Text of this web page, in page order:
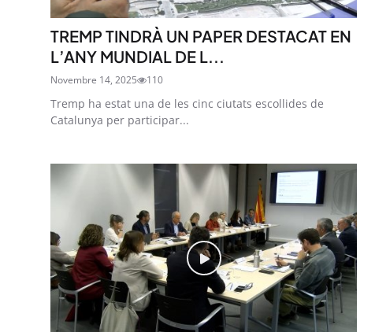
TREMP TINDRÀ UN PAPER DESTACAT EN
L’ANY MUNDIAL DE L...
Novembre 14, 2025 110
Tremp ha estat una de les cinc ciutats escollides de
Catalunya per participar...